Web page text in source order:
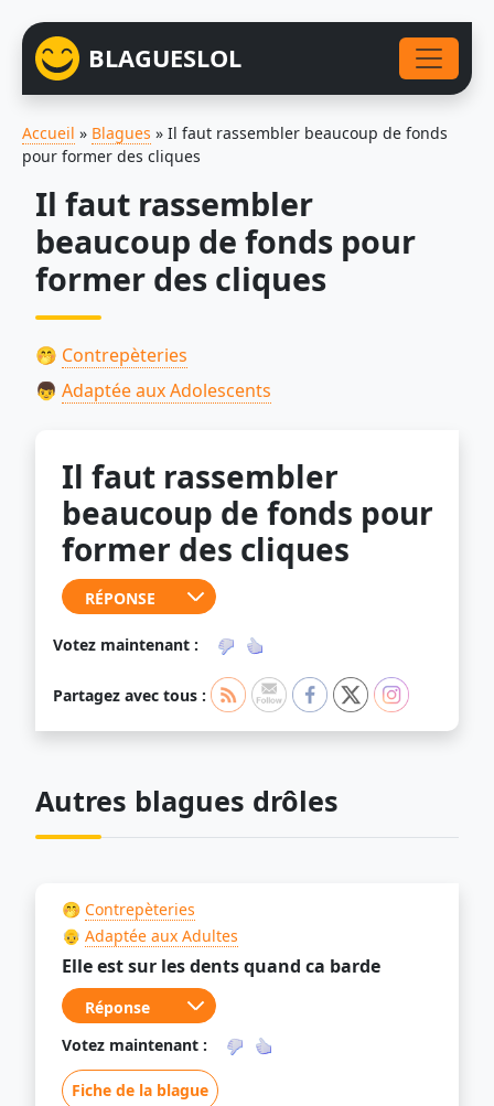
BLAGUESLOL
Accueil » Blagues » Il faut rassembler beaucoup de fonds
pour former des cliques
Il faut rassembler
beaucoup de fonds pour
former des cliques
🤭 Contrepèteries
👦 Adaptée aux Adolescents
Il faut rassembler
beaucoup de fonds pour
former des cliques
Votez maintenant :
Partagez avec tous :
Autres blagues drôles
🤭 Contrepèteries
👴 Adaptée aux Adultes
Elle est sur les dents quand ca barde
Votez maintenant :
Fiche de la blague